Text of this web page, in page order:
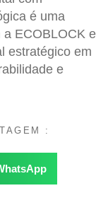
é uma
ECOBLOCK e
estratégico em
e
: